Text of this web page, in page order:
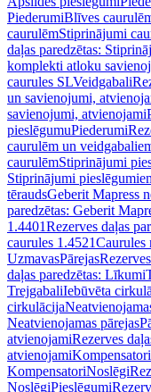
PiederumiBlīves
caurulēmStiprinājumi
daļas paredzētas:
komplekti atloku
caurules SLVeidgabali
un savienojumi,
savienojumi, atvienojami
pieslēgumuPiederumi
caurulēm un
caurulēmStiprinājumi
Stiprinājumi
tēraudsGeberit Mapress
paredzētas: Geberit
1.4401Rezerves daļas
caurules 1.4521Caurules
UzmavasPārejas
daļas paredzētas: Līkumi
TrejgabaliIebūvēta
cirkulācija
Neatvienojamas pārejas
atvienojamiRezerves
atvienojamiKompensatori
KompensatoriNoslēgi
NoslēgiPieslēgumi